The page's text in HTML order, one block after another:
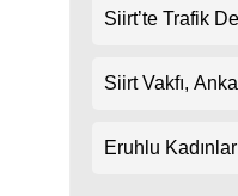
Kuralları”
Siirt’te Trafik
Siirt Vakfı,
Eruhlu